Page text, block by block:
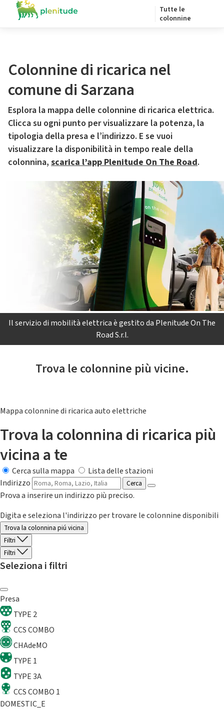
Tutte le
colonnine
Colonnine di ricarica nel
comune di Sarzana
Esplora la mappa delle colonnine di ricarica elettrica.
Clicca su ogni punto per visualizzare la potenza, la
tipologia della presa e l’indirizzo. E se vuoi
visualizzare la disponibilità in tempo reale della
colonnina, scarica l’app Plenitude On The Road.
Il servizio di mobilità elettrica è gestito da Plenitude On The
Road S.r.l.
Trova le colonnine più vicine.
Mappa colonnine di ricarica auto elettriche
Trova la colonnina di ricarica più
vicina a te
Cerca sulla mappa
Lista delle stazioni
Indirizzo
Cerca
Prova a inserire un indirizzo più preciso.
Digita e seleziona l'indirizzo per trovare le colonnine disponibili
Trova la colonnina piú vicina
Filtri
Filtri
Seleziona i filtri
Presa
TYPE 2
CCS COMBO
CHAdeMO
TYPE 1
TYPE 3A
CCS COMBO 1
DOMESTIC_E